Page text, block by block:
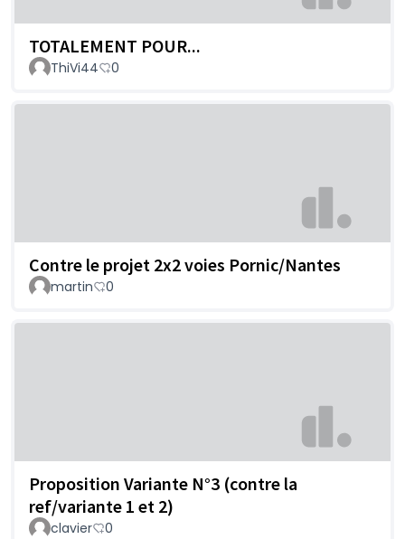
TOTALEMENT POUR...
ThiVi44 0
Contre le projet 2x2 voies Pornic/Nantes
martin 0
Proposition Variante N°3 (contre la
ref/variante 1 et 2)
clavier 0